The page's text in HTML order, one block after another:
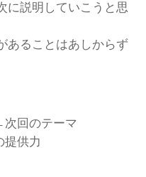
に説明していこうと思
あることはあしからず
回のテーマ
提供力